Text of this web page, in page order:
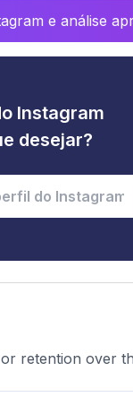
e análise
Instagram
desejar?
retention over